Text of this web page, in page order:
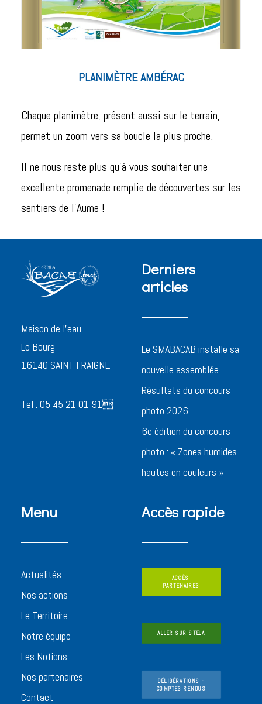
PLANIMÈTRE AMBÉRAC
Chaque planimètre, présent aussi sur le terrain,
permet un zoom vers sa boucle la plus proche.
Il ne nous reste plus qu’à vous souhaiter une
excellente promenade remplie de découvertes sur les
sentiers de l’Aume !
Maison de l’eau
Le Bourg
16140 SAINT FRAIGNE
Tel : 05 45 21 01 91
Derniers
articles
Le SMABACAB installe sa
nouvelle assemblée
Résultats du concours
photo 2026
6e édition du concours
photo : « Zones humides
hautes en couleurs »
Menu
Actualités
Nos actions
Le Territoire
Notre équipe
Les Notions
Nos partenaires
Contact
Accès rapide
ACCÈS
PARTENAIRES
ALLER SUR STELA
DÉLIBÉRATIONS -
COMPTES RENDUS